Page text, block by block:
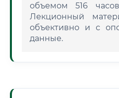
объемом 516
Лекционный
объективно и с
данные.